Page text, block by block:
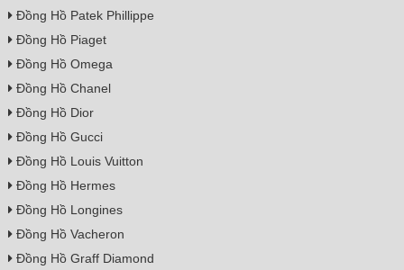
Đồng Hồ Patek Phillippe
Đồng Hồ Piaget
Đồng Hồ Omega
Đồng Hồ Chanel
Đồng Hồ Dior
Đồng Hồ Gucci
Đồng Hồ Louis Vuitton
Đồng Hồ Hermes
Đồng Hồ Longines
Đồng Hồ Vacheron
Đồng Hồ Graff Diamond